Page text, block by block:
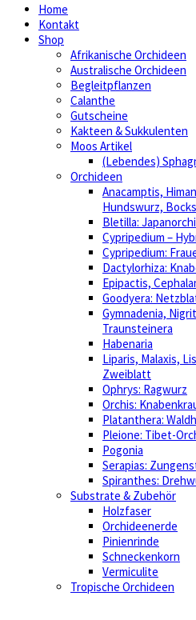
Home
Kontakt
Shop
Afrikanische Orchideen
Australische Orchideen
Begleitpflanzen
Calanthe
Gutscheine
Kakteen & Sukkulenten
Moos Artikel
(Lebendes)
Orchideen
Anacamptis,
Hundswurz,
Bletilla:
Cypripedium –
Cypripedium:
Dactylorhiza:
Epipactis,
Goodyera:
Gymnadenia,
Traunsteinera
Habenaria
Liparis, Malaxis,
Zweiblatt
Ophrys: Ragwurz
Orchis:
Platanthera:
Pleione: Tibet-
Pogonia
Serapias:
Spiranthes:
Substrate & Zubehör
Holzfaser
Orchideenerde
Pinienrinde
Schneckenkorn
Vermiculite
Tropische Orchideen